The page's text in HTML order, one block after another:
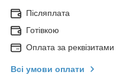
Післяплата
Готівкою
Оплата за реквізитами
Всі умови оплати